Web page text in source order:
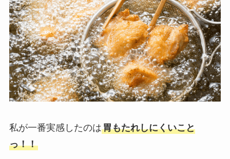
私が一番実感したのは胃もたれしにくいこと
っ！！